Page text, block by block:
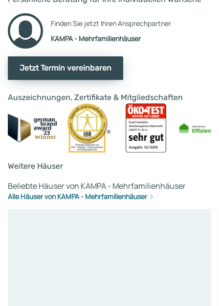
Finden Sie jetzt Ihren Ansprechpartner
KAMPA - Mehrfamilienhäuser
Jetzt Termin vereinbaren
Auszeichnungen, Zertifikate & Mitgliedschaften
Weitere Häuser
Beliebte Häuser von KAMPA - Mehrfamilienhäuser
Alle Häuser von KAMPA - Mehrfamilienhäuser